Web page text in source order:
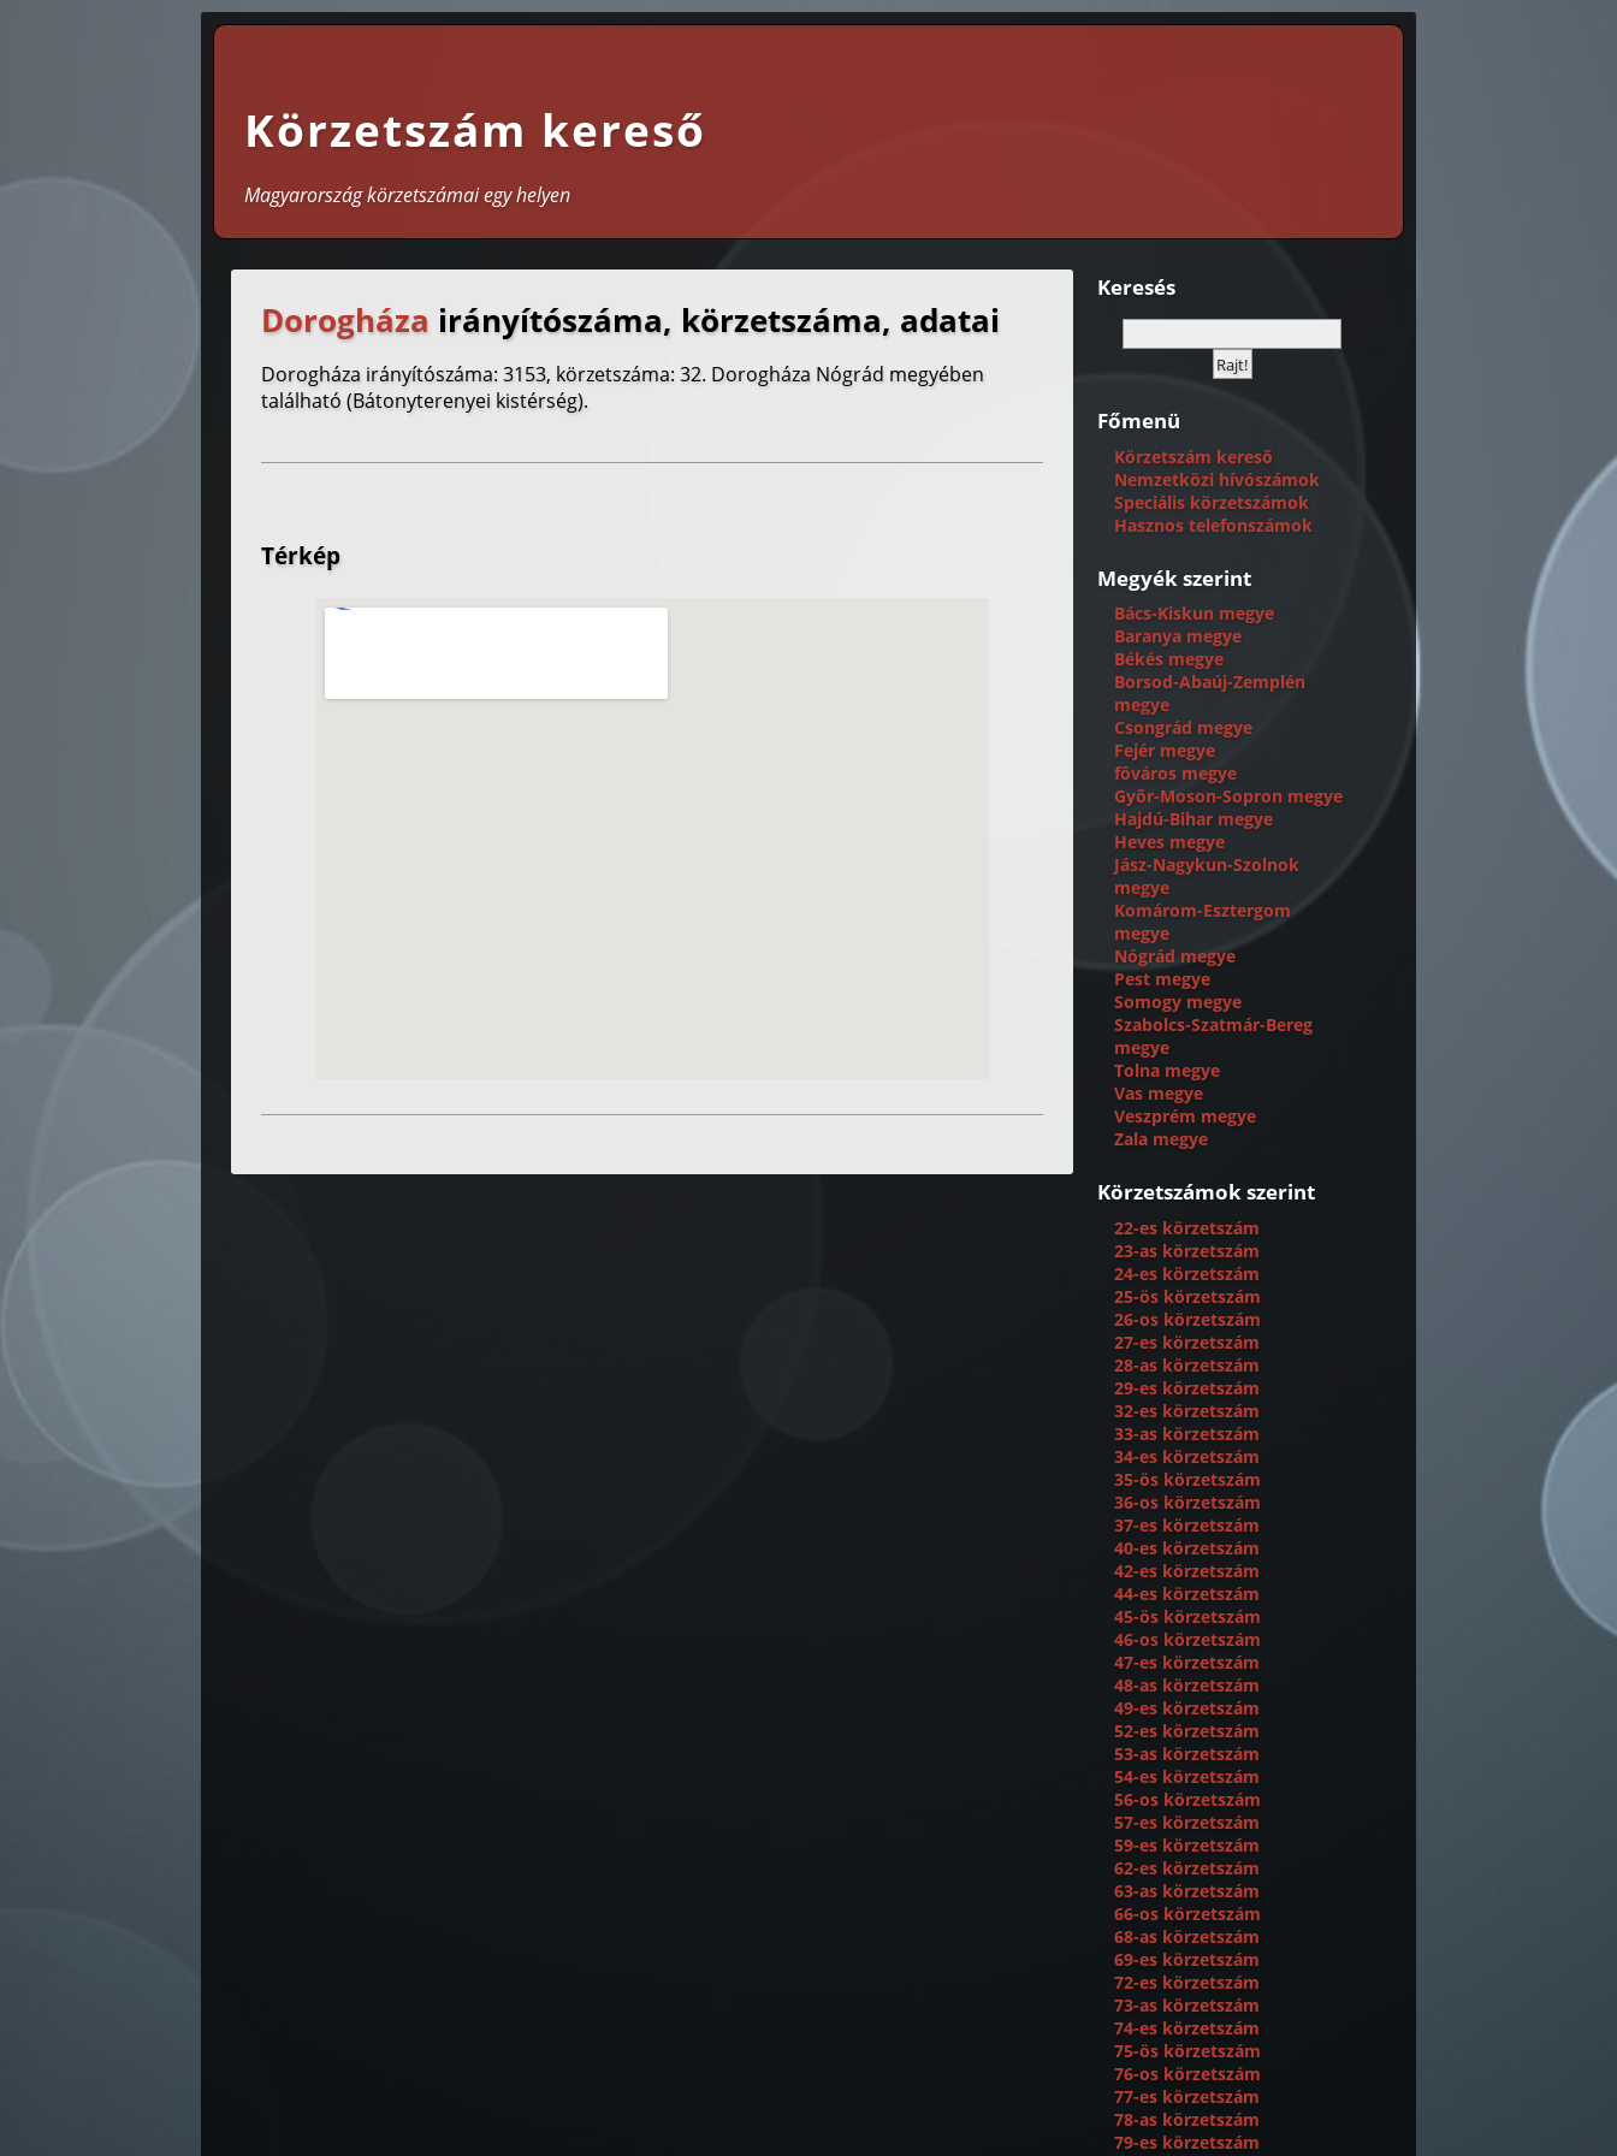
Körzetszám kereső
Magyarország körzetszámai egy helyen
Dorogháza irányítószáma, körzetszáma, adatai
Dorogháza irányítószáma: 3153, körzetszáma: 32. Dorogháza Nógrád megyében
található (Bátonyterenyei kistérség).
Térkép
Keresés
Főmenü
Körzetszám kereső
Nemzetközi hívószámok
Speciális körzetszámok
Hasznos telefonszámok
Megyék szerint
Bács-Kiskun megye
Baranya megye
Békés megye
Borsod-Abaúj-Zemplén
megye
Csongrád megye
Fejér megye
fõváros megye
Gyõr-Moson-Sopron megye
Hajdú-Bihar megye
Heves megye
Jász-Nagykun-Szolnok
megye
Komárom-Esztergom
megye
Nógrád megye
Pest megye
Somogy megye
Szabolcs-Szatmár-Bereg
megye
Tolna megye
Vas megye
Veszprém megye
Zala megye
Körzetszámok szerint
22-es körzetszám
23-as körzetszám
24-es körzetszám
25-ös körzetszám
26-os körzetszám
27-es körzetszám
28-as körzetszám
29-es körzetszám
32-es körzetszám
33-as körzetszám
34-es körzetszám
35-ös körzetszám
36-os körzetszám
37-es körzetszám
40-es körzetszám
42-es körzetszám
44-es körzetszám
45-ös körzetszám
46-os körzetszám
47-es körzetszám
48-as körzetszám
49-es körzetszám
52-es körzetszám
53-as körzetszám
54-es körzetszám
56-os körzetszám
57-es körzetszám
59-es körzetszám
62-es körzetszám
63-as körzetszám
66-os körzetszám
68-as körzetszám
69-es körzetszám
72-es körzetszám
73-as körzetszám
74-es körzetszám
75-ös körzetszám
76-os körzetszám
77-es körzetszám
78-as körzetszám
79-es körzetszám